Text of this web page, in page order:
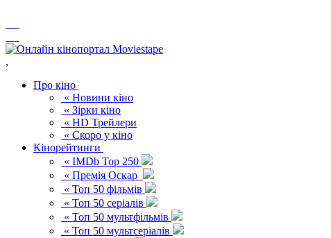
,
Про кіно
« Новини кіно
« Зірки кіно
« HD Трейлери
« Скоро у кіно
Кінорейтинги
« IMDb Top 250
« Премія Оскар
« Топ 50 фільмів
« Топ 50 серіалів
« Топ 50 мультфільмів
« Топ 50 мультсеріалів